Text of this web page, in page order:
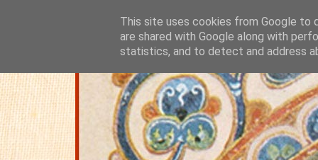
This site uses cookies from Google to
are shared with Google along with
statistics, and to detect and address